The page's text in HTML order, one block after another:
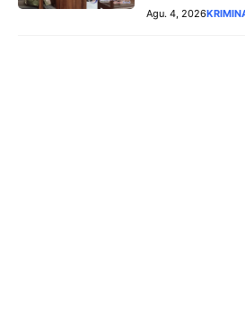
Agu. 4, 2026